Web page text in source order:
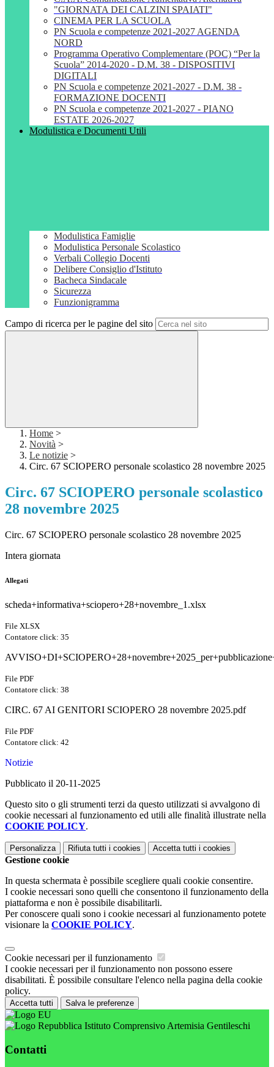
"GIORNATA DEI CALZINI SPAIATI"
CINEMA PER LA SCUOLA
PN Scuola e competenze 2021-2027 AGENDA
NORD
Programma Operativo Complementare (POC) “Per la
Scuola” 2014-2020 - D.M. 38 - DISPOSITIVI
DIGITALI
PN Scuola e competenze 2021-2027 - D.M. 38 -
FORMAZIONE DOCENTI
PN Scuola e competenze 2021-2027 - PIANO
ESTATE 2026-2027
Modulistica e Documenti Utili
Modulistica Famiglie
Modulistica Personale Scolastico
Verbali Collegio Docenti
Delibere Consiglio d'Istituto
Bacheca Sindacale
Sicurezza
Funzionigramma
Campo di ricerca per le pagine del sito
Home >
Novità >
Le notizie >
Circ. 67 SCIOPERO personale scolastico 28 novembre 2025
Circ. 67 SCIOPERO personale scolastico
28 novembre 2025
Circ. 67 SCIOPERO personale scolastico 28 novembre 2025
Intera giornata
Allegati
scheda+informativa+sciopero+28+novembre_1.xlsx
File XLSX
Contatore click: 35
File PDF
Contatore click: 38
CIRC. 67 AI GENITORI SCIOPERO 28 novembre 2025.pdf
File PDF
Contatore click: 42
Notizie
Pubblicato il 20-11-2025
Questo sito o gli strumenti terzi da questo utilizzati si avvalgono di
cookie necessari al funzionamento ed utili alle finalità illustrate nella
COOKIE POLICY.
Personalizza Rifiuta tutti i cookies Accetta tutti i cookies
Gestione cookie
In questa schermata è possibile scegliere quali cookie consentire.
I cookie necessari sono quelli che consentono il funzionamento della
piattaforma e non è possibile disabilitarli.
Per conoscere quali sono i cookie necessari al funzionamento potete
visionare la COOKIE POLICY.
Cookie necessari per il funzionamento
I cookie necessari per il funzionamento non possono essere
disabilitati. È possibile consultare l'elenco nella pagina della cookie
policy.
Accetta tutti Salva le preferenze
Istituto Comprensivo Artemisia Gentileschi
Contatti